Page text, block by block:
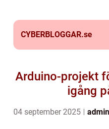
CYBERBLOGGAR.se
Arduino-projekt
igång
04 september 2025 admin